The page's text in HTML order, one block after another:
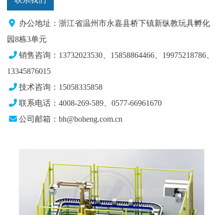
办公地址：浙江省温州市永嘉县桥下镇新纵教玩具孵化
园8栋3单元
销售咨询：13732023530、15858864466、19975218786
13345876015
技术咨询：15058335858
联系电话：4008-269-589、0577-66961670
公司邮箱：bh@boheng.com.cn